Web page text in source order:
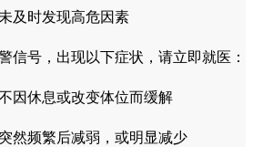
及时发现高危因素
信号，出现以下症状，请立即就医：
因休息或改变体位而缓解
然频繁后减弱，或明显减少